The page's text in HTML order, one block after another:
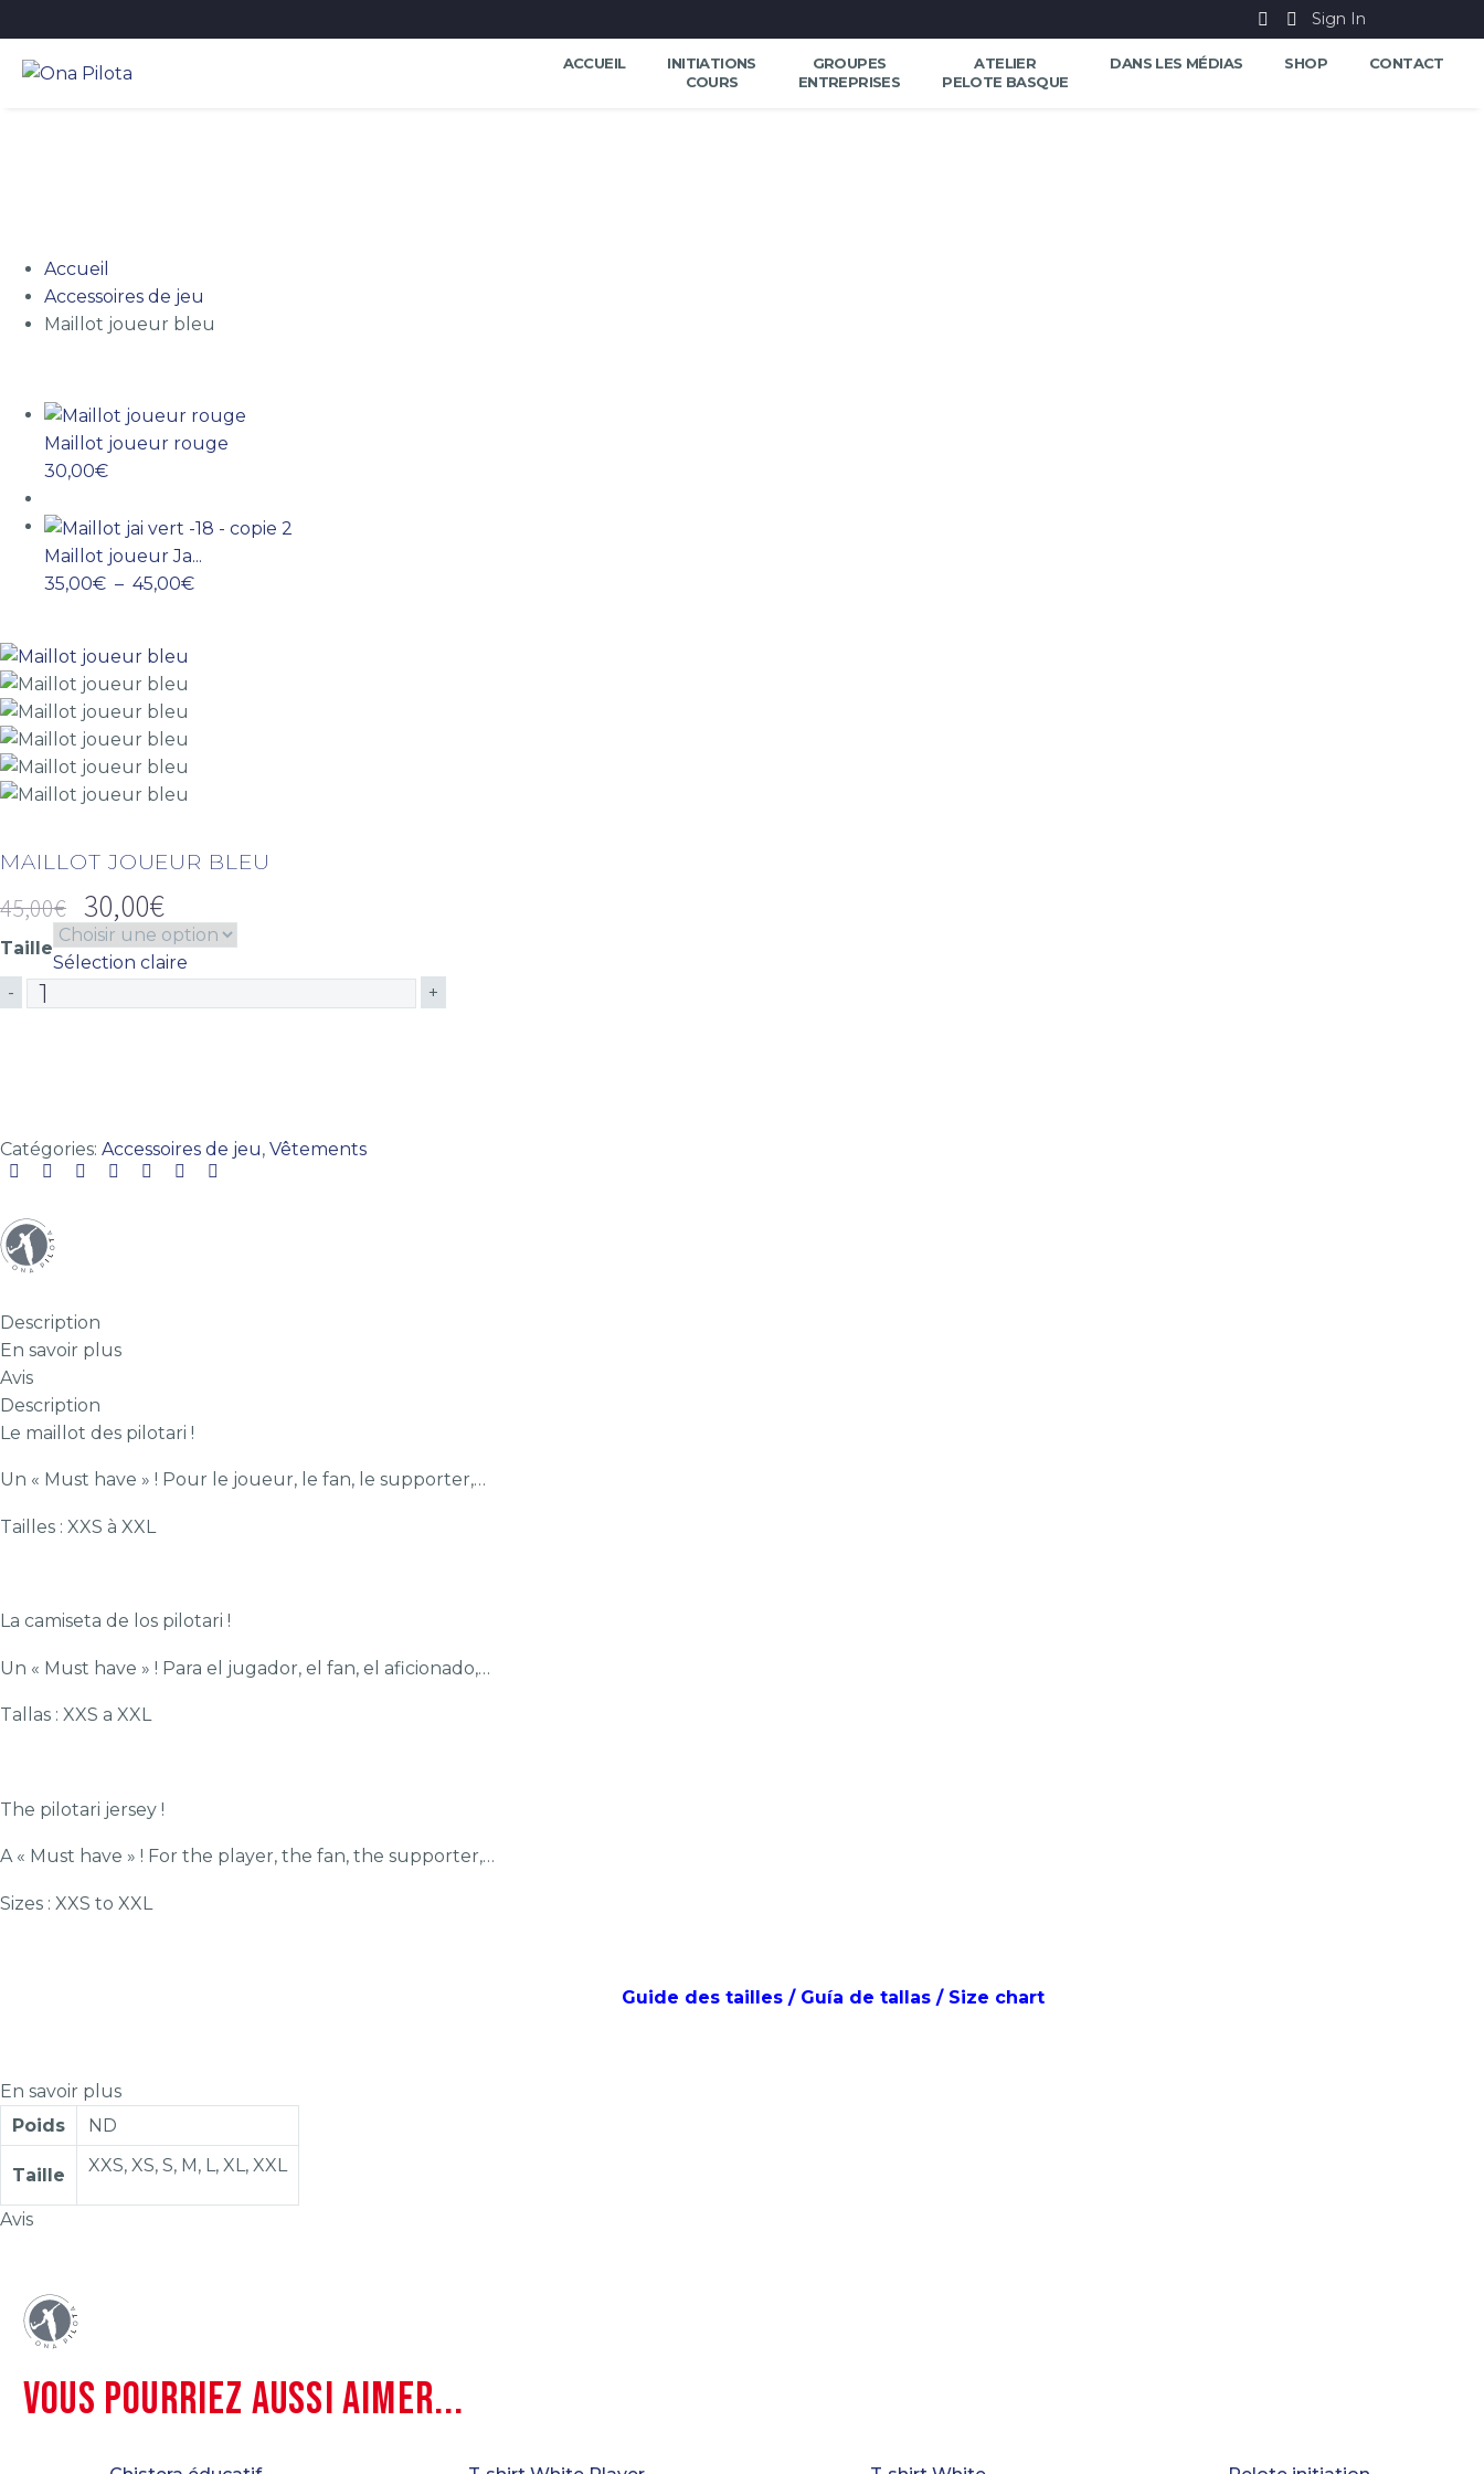
Sign In
ACCUEIL
INITIATIONS
COURS
GROUPES
ENTREPRISES
ATELIER
PELOTE BASQUE
DANS LES MÉDIAS SHOP CONTACT
Accueil
Accessoires de jeu
Maillot joueur bleu
Maillot joueur rouge
30,00€
Maillot joueur Ja...
35,00€ – 45,00€
MAILLOT JOUEUR BLEU
45,00€ 30,00€
Taille
Sélection claire
-
+
Catégories: Accessoires de jeu, Vêtements
Description
En savoir plus
Avis
Description
Le maillot des pilotari !
Un « Must have » ! Pour le joueur, le fan, le supporter,…
Tailles : XXS à XXL
La camiseta de los pilotari !
Un « Must have » ! Para el jugador, el fan, el aficionado,…
Tallas : XXS a XXL
The pilotari jersey !
A « Must have » ! For the player, the fan, the supporter,…
Sizes : XXS to XXL
Guide des tailles / Guía de tallas / Size chart
En savoir plus
Poids
ND
Taille XXS, XS, S, M, L, XL, XXL
Avis
VOUS POURRIEZ AUSSI AIMER...